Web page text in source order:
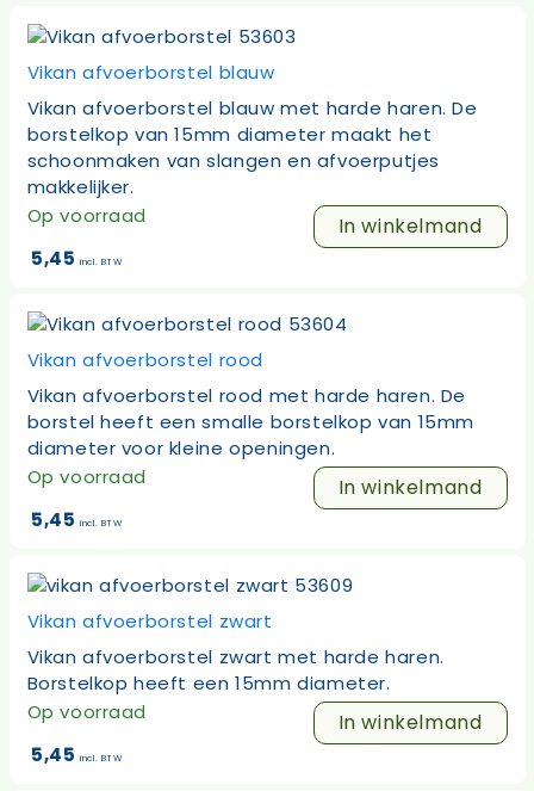
Vikan afvoerborstel blauw
Vikan afvoerborstel blauw met harde haren. De
borstelkop van 15mm diameter maakt het
schoonmaken van slangen en afvoerputjes
makkelijker.
Op voorraad
In winkelmand
5,45 incl. BTW
Vikan afvoerborstel rood
Vikan afvoerborstel rood met harde haren. De
borstel heeft een smalle borstelkop van 15mm
diameter voor kleine openingen.
Op voorraad
In winkelmand
5,45 incl. BTW
Vikan afvoerborstel zwart
Vikan afvoerborstel zwart met harde haren.
Borstelkop heeft een 15mm diameter.
Op voorraad
In winkelmand
5,45 incl. BTW